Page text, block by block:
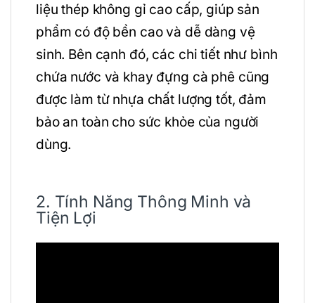
liệu thép không gỉ cao cấp, giúp sản
phẩm có độ bền cao và dễ dàng vệ
sinh. Bên cạnh đó, các chi tiết như bình
chứa nước và khay đựng cà phê cũng
được làm từ nhựa chất lượng tốt, đảm
bảo an toàn cho sức khỏe của người
dùng.
2. Tính Năng Thông Minh và
Tiện Lợi